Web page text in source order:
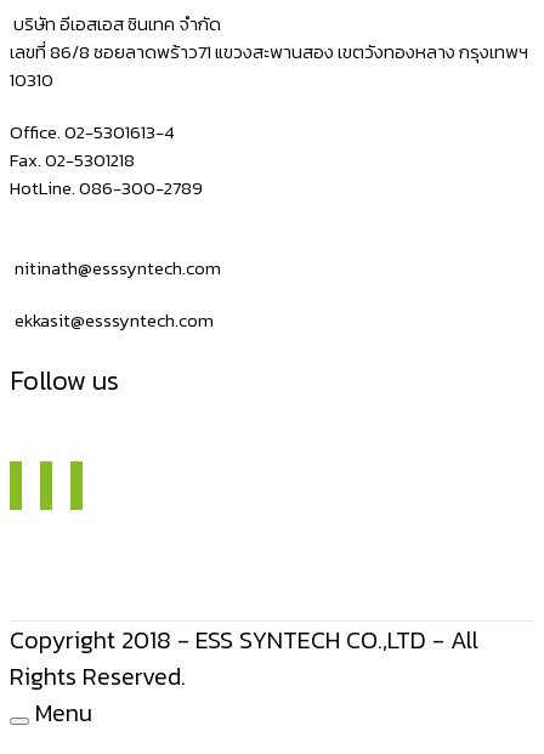
ชื่อ
บริษัท อีเอสเอส ซินเทค จำกัด
เลขที่ 86/8 ซอยลาดพร้าว71 แขวงสะพานสอง เขตวังทองหลาง กรุงเทพฯ
10310
Office. 02-5301613-4
Fax. 02-5301218
HotLine. 086-300-2789
nitinath@esssyntech.com
ekkasit@esssyntech.com
Follow us
Copyright 2018 - ESS SYNTECH CO.,LTD - All
Rights Reserved.
Menu